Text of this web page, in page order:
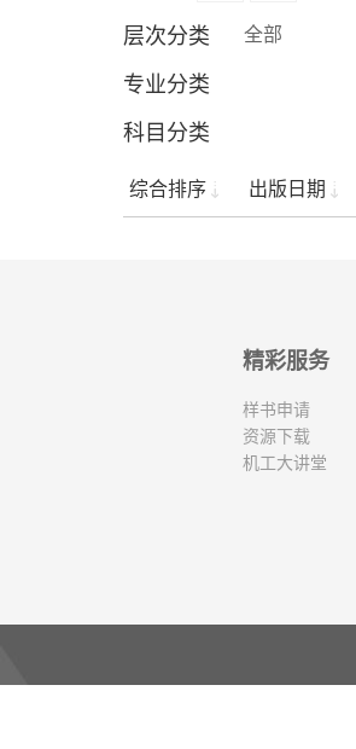
层次分类 全部
专业分类
科目分类
综合排序 出版日期
精彩服务
样书申请
资源下载
机工大讲堂